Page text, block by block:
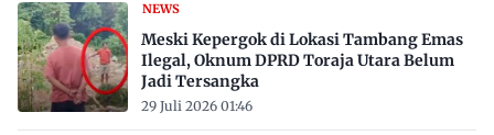
NEWS
Meski Kepergok di Lokasi Tambang Emas
Ilegal, Oknum DPRD Toraja Utara Belum
Jadi Tersangka
29 Juli 2026 01:46